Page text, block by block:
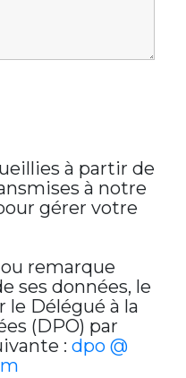
à partir de
à notre
gérer votre
remarque
ses données, le
Délégué à la
(DPO) par
: dpo @